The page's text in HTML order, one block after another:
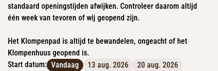
standaard openingstijden afwijken. Controleer daarom altijd
één week van tevoren of wij geopend zijn.
Het Klompenpad is altijd te bewandelen, ongeacht of het
Klompenhuus geopend is.
Start datum: Vandaag 13 aug. 2026
20 aug. 2026